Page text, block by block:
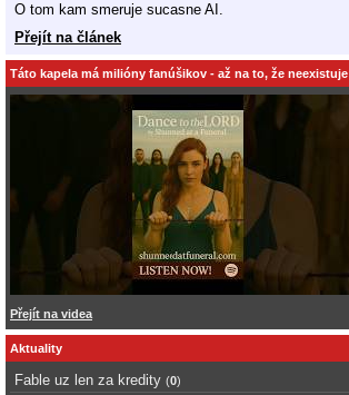
O tom kam smeruje sucasne AI.
Přejít na článek
Táto kapela má milióny fanúšikov - až na to, že neexistuje
Přejít na videa
Aktuality
Fable uz len za kredity (0)